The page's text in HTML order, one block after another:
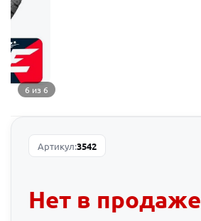
6 из 6
Артикул:3542
Нет в продаже